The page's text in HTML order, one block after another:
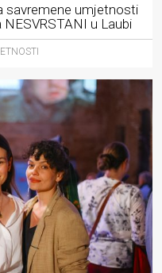
savremene umjetnosti
u Laubi